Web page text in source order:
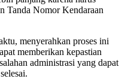
Tanda Nomor Kendaraan
menyerahkan proses ini
memberikan kepastian
administrasi yang dapat
selesai.